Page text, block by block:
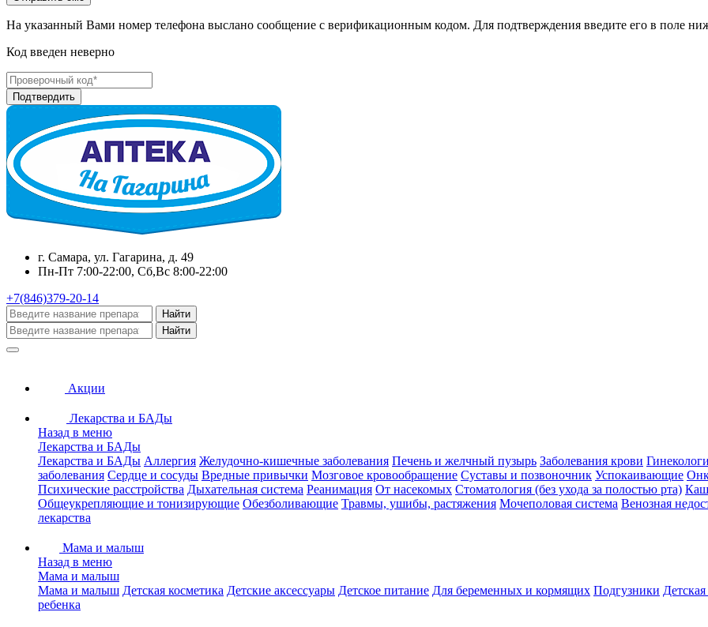
На указанный Вами номер телефона выслано сообщение с верификационным кодом. Для подтверждения введите его в поле
Код введен неверно
г. Самара, ул. Гагарина, д. 49
Пн-Пт 7:00-22:00, Сб,Вс 8:00-22:00
+7(846)379-20-14
Найти
Найти
Акции
Лекарства и БАДы
Назад в меню
Лекарства и БАДы
Лекарства и БАДы Аллергия Желудочно-кишечные заболевания Печень и желчный пузырь Заболевания крови
заболевания Сердце и сосуды Вредные привычки Мозговое кровообращение Суставы и позвоночник Успокаивающие
Психические расстройства Дыхательная система Реанимация От насекомых Стоматология (без ухода за полостью рта)
Общеукрепляющие и тонизирующие Обезболивающие Травмы, ушибы, растяжения Мочеполовая система Венозная
лекарства
Мама и малыш
Назад в меню
Мама и малыш
Мама и малыш Детская косметика Детские аксессуары Детское питание Для беременных и кормящих Подгузники
ребенка